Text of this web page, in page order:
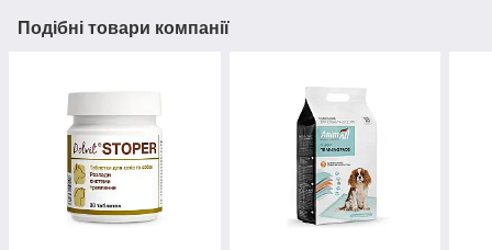
Подібні товари компанії